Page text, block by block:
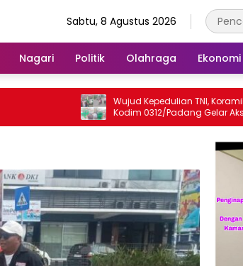
Sabtu, 8 Agustus 2026
Nagari Politik Olahraga Ekonomi
Wujud Kepedulian TNI, Koramil 04/LL
Kodim 0312/Padang Gelar Aksi
Jum’at Berkah untuk Masyarakat